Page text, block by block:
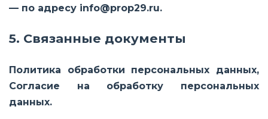
— по адресу info@prop29.ru.
5. Связанные документы
Политика обработки персональных данных,
Согласие на обработку персональных
данных.